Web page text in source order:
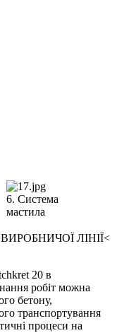
6. Система
мастила
ЛІНІЇ<
20 в
робіт можна
бетону,
транспортування
процеси на